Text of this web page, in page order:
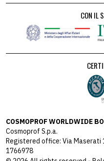
CON IL
COSMOPROF WORLDWIDE
Cosmoprof S.p.a.
Registered office: Via Maserati
1766978